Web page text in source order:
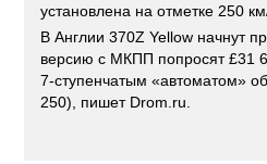
установлена на отметке 250
В Англии 370Z Yellow начнут
версию с МКПП попросят £31
7-ступенчатым «автоматом»
250), пишет Drom.ru.